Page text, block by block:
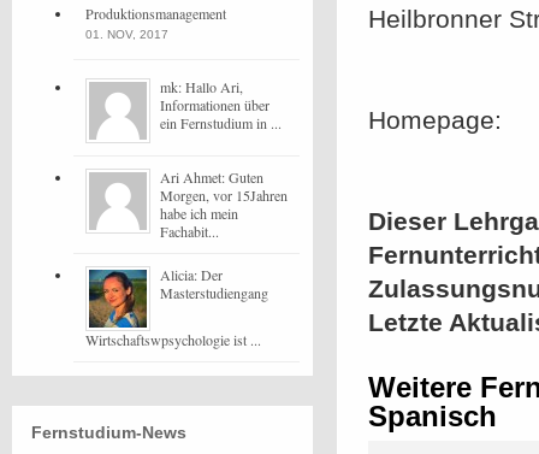
Heilbronner
Homepage:
Dieser
Letzte
Weitere
Spanisch
Produktionsmanagement
01. NOV, 2017
mk: Hallo Ari,
Informationen über
ein Fernstudium in ...
Ari Ahmet: Guten
Morgen, vor 15Jahren
habe ich mein
Fachabit...
Alicia: Der
Masterstudiengang
Wirtschaftswpsychologie ist ...
Fernstudium-News